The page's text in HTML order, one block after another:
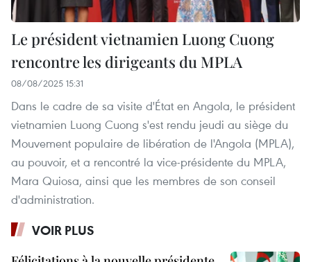
Le président vietnamien Luong Cuong
rencontre les dirigeants du MPLA
08/08/2025 15:31
Dans le cadre de sa visite d'État en Angola, le président
vietnamien Luong Cuong s'est rendu jeudi au siège du
Mouvement populaire de libération de l'Angola (MPLA),
au pouvoir, et a rencontré la vice-présidente du MPLA,
Mara Quiosa, ainsi que les membres de son conseil
d'administration.
VOIR PLUS